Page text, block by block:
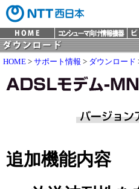
HOME > サポート情報 > ダウンロード
追加機能内容